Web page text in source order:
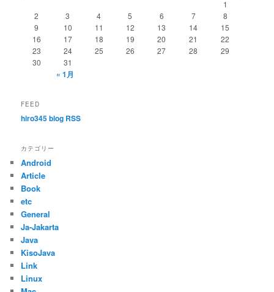
1
2
3 4 5 6 7
8
9
10 11 12 13 14
15
16
17 18 19 20 21
22
23
24 25 26 27 28
29
30
31
« 1月
FEED
hiro345 blog RSS
カテゴリー
Android
Article
Book
etc
General
Ja-Jakarta
Java
KisoJava
Link
Linux